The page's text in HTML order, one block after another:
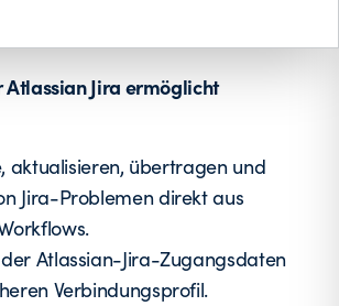
Jira ermöglicht
aktualisieren, übertragen und
Jira-Problemen direkt aus
Atlassian-Jira-Zugangsdaten
Verbindungsprofil.